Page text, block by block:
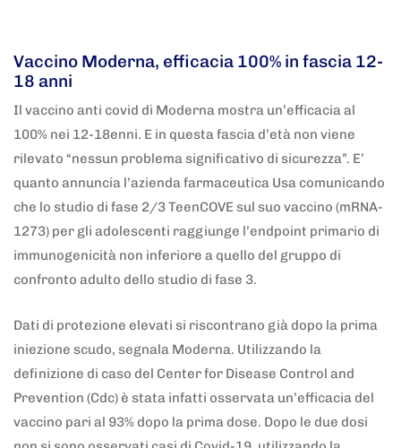
Vaccino Moderna, efficacia 100% in fascia 12-
18 anni
Il vaccino anti covid di Moderna mostra un’efficacia al
100% nei 12-18enni. E in questa fascia d’età non viene
rilevato “nessun problema significativo di sicurezza”. E’
quanto annuncia l’azienda farmaceutica Usa comunicando
che lo studio di fase 2/3 TeenCOVE sul suo vaccino (mRNA-
1273) per gli adolescenti raggiunge l’endpoint primario di
immunogenicità non inferiore a quello del gruppo di
confronto adulto dello studio di fase 3.
Dati di protezione elevati si riscontrano già dopo la prima
iniezione scudo, segnala Moderna. Utilizzando la
definizione di caso del Center for Disease Control and
Prevention (Cdc) è stata infatti osservata un’efficacia del
vaccino pari al 93% dopo la prima dose. Dopo le due dosi